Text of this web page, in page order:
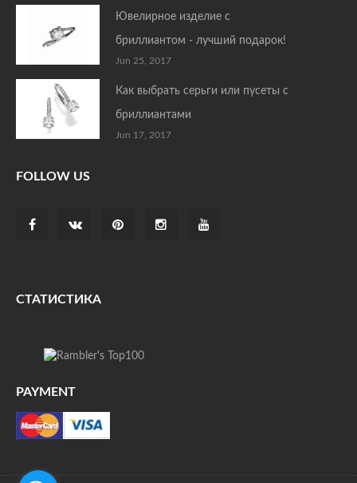
Ювелирное изделие с
бриллиантом - лучший подарок!
Jun 25, 2017
Как выбрать серьги или пусеты с
бриллиантами
Jun 17, 2017
FOLLOW US
СТАТИСТИКА
PAYMENT